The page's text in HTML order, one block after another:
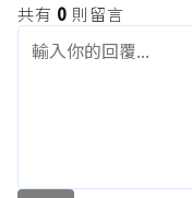
共有 0 則留言